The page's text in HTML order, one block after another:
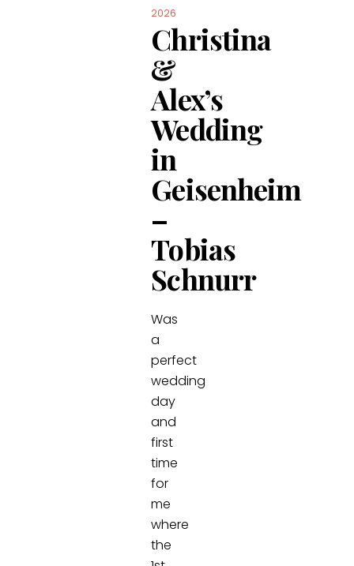
2026
Christina
&
Alex’s
Wedding
in
Geisenheim
–
Tobias
Schnurr
Was
a
perfect
wedding
day
and
first
time
for
me
where
the